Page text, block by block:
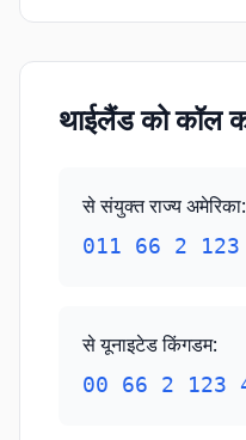
थाईलैंड को कॉल
से संयुक्त राज्य अमेरिका:
011 66 2 123
से यूनाइटेड किंगडम:
00 66 2 123